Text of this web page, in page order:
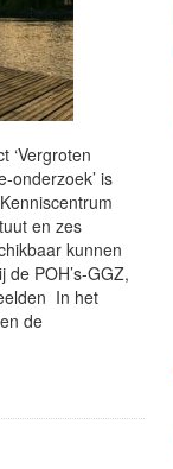
‘Vergroten
onderzoek’ is
en zes
kunnen
POH’s-GGZ,
In het
de